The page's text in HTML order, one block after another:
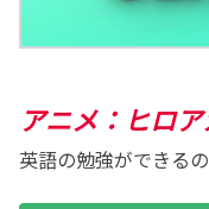
アニメ：ヒロ
英語の勉強ができる